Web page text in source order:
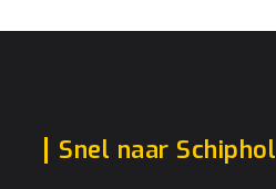
Snel naar Schiphol